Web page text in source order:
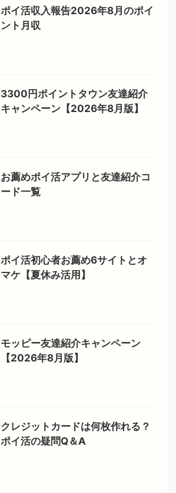
ポイ活収入報告2026年8月のポイ
ント月収
3300円ポイントタウン友達紹介
キャンペーン【2026年8月版】
お薦めポイ活アプリと友達紹介コ
ード一覧
ポイ活初心者お薦め6サイトとオ
マケ【夏休み活用】
モッピー友達紹介キャンペーン
【2026年8月版】
クレジットカードは何枚作れる？
ポイ活の疑問Q＆A